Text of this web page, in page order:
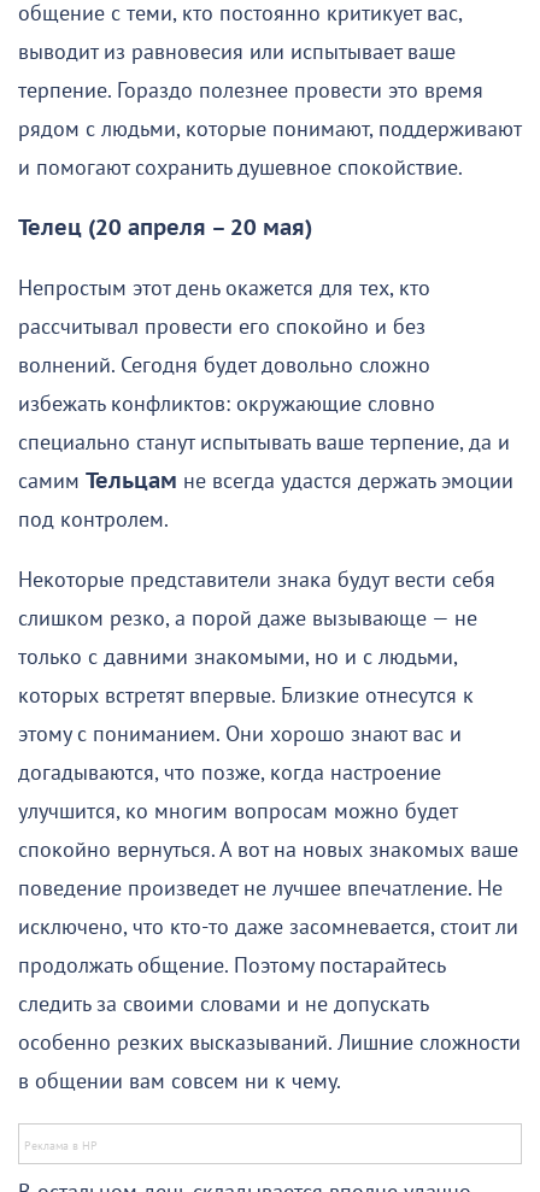
общение с теми, кто постоянно критикует вас,
выводит из равновесия или испытывает ваше
терпение. Гораздо полезнее провести это время
рядом с людьми, которые понимают, поддерживают
и помогают сохранить душевное спокойствие.
Телец (20 апреля – 20 мая)
Непростым этот день окажется для тех, кто
рассчитывал провести его спокойно и без
волнений. Сегодня будет довольно сложно
избежать конфликтов: окружающие словно
специально станут испытывать ваше терпение, да и
самим Тельцам не всегда удастся держать эмоции
под контролем.
Некоторые представители знака будут вести себя
слишком резко, а порой даже вызывающе — не
только с давними знакомыми, но и с людьми,
которых встретят впервые. Близкие отнесутся к
этому с пониманием. Они хорошо знают вас и
догадываются, что позже, когда настроение
улучшится, ко многим вопросам можно будет
спокойно вернуться. А вот на новых знакомых ваше
поведение произведет не лучшее впечатление. Не
исключено, что кто-то даже засомневается, стоит ли
продолжать общение. Поэтому постарайтесь
следить за своими словами и не допускать
особенно резких высказываний. Лишние сложности
в общении вам совсем ни к чему.